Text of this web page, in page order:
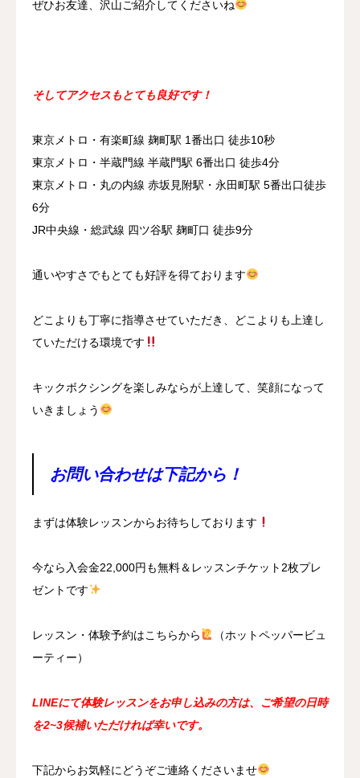
ぜひお友達、沢山ご紹介してくださいね
そしてアクセスもとても良好です！
東京メトロ・有楽町線 麹町駅 1番出口 徒歩10秒
東京メトロ・半蔵門線 半蔵門駅 6番出口 徒歩4分
東京メトロ・丸の内線 赤坂見附駅・永田町駅 5番出口徒歩
6分
JR中央線・総武線 四ツ谷駅 麹町口 徒歩9分
通いやすさでもとても好評を得ております
どこよりも丁寧に指導させていただき、どこよりも上達し
ていただける環境です
キックボクシングを楽しみならが上達して、笑顔になって
いきましょう
お問い合わせは下記から！
まずは体験レッスンからお待ちしております
今なら入会金22,000円も無料＆レッスンチケット2枚プレ
ゼントです
レッスン・体験予約はこちらから
（ホットペッパービュ
ーティー）
LINEにて体験レッスンをお申し込みの方は、ご希望の日時
を2~3候補いただければ幸いです。
下記からお気軽にどうぞご連絡くださいませ